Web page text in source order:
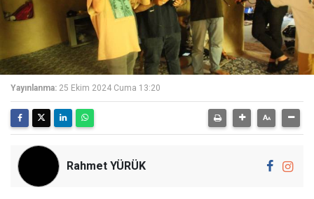
Yayınlanma: 25 Ekim 2024 Cuma 13:20
Rahmet YÜRÜK